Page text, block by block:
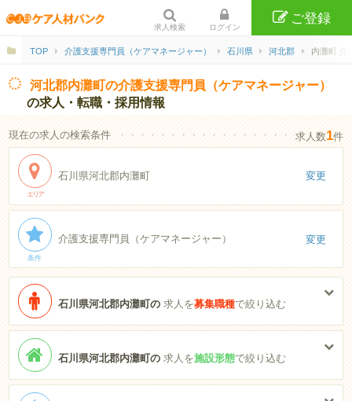
求人検索 ログイン
ご登録
TOP 介護支援専門員（ケアマネージャー） 石川県 河北郡 内灘町 介
河北郡内灘町の介護支援専門員（ケアマネージャー）
の求人・転職・採用情報
現在の求人の検索条件 ・・・・・・・・・・・・・・・・・・・・・・
求人数1件
エリア
石川県河北郡内灘町 変更
条件
介護支援専門員（ケアマネージャー） 変更
石川県河北郡内灘町の求人を募集職種で絞り込む
石川県河北郡内灘町の求人を施設形態で絞り込む